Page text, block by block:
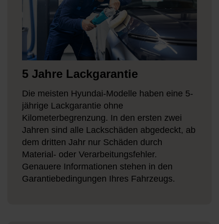
5 Jahre Lackgarantie
Die meisten Hyundai-Modelle haben eine 5-
jährige Lackgarantie ohne
Kilometerbegrenzung. In den ersten zwei
Jahren sind alle Lackschäden abgedeckt, ab
dem dritten Jahr nur Schäden durch
Material- oder Verarbeitungsfehler.
Genauere Informationen stehen in den
Garantiebedingungen Ihres Fahrzeugs.